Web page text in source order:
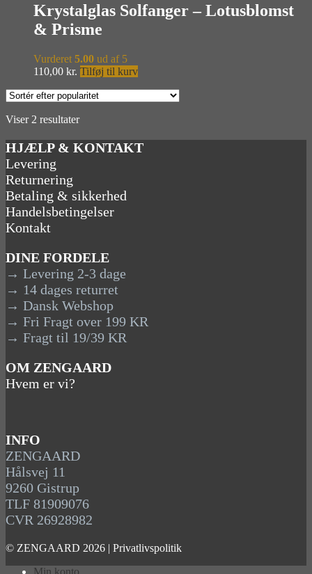
Krystalglas Solfanger – Lotusblomst
& Prisme
Vurderet 5.00 ud af 5
110,00 kr. Tilføj til kurv
Viser 2 resultaterSorteret
popularitet
HJÆLP & KONTAKT
Levering
Returnering
Betaling & sikkerhed
Handelsbetingelser
Kontakt
DINE FORDELE
→ Levering 2-3 dage
→ 14 dages returret
→ Dansk Webshop
→ Fri Fragt over 199 KR
→ Fragt til 19/39 KR
OM ZENGAARD
Hvem er vi?
INFO
ZENGAARD
Hålsvej 11
9260 Gistrup
TLF 81909076
CVR 26928982
© ZENGAARD 2026 | Privatlivspolitik
Min konto